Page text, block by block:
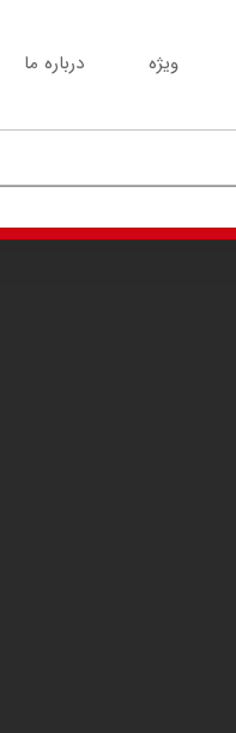
ویژه درباره ما